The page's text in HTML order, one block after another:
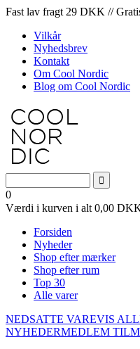
Fast lav fragt 29 DKK //
Vilkår
Nyhedsbrev
Kontakt
Om Cool Nordic
Blog om Cool Nordic
0
Værdi i kurven i alt 0,00
Forsiden
Nyheder
Shop efter mærker
Shop efter rum
Top 30
Alle varer
NEDSATTE VAREVIS
NYHEDERMEDLEM